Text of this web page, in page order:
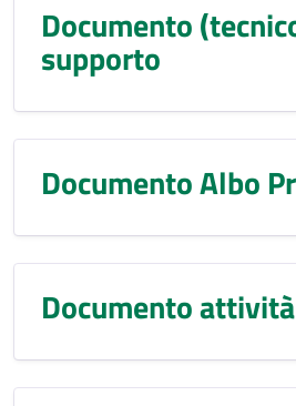
Documento
supporto
Documento Albo
Documento